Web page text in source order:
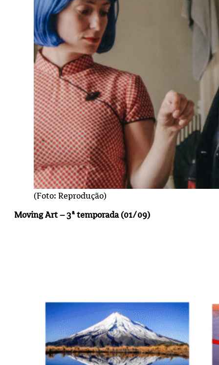
(Foto: Reprodução)
Moving Art – 3ª temporada (01/09)